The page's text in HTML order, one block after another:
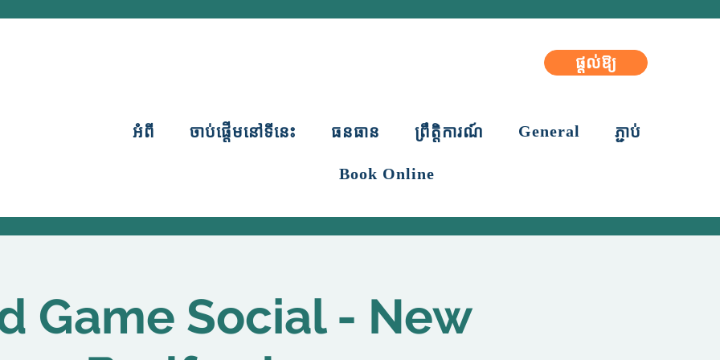
ផ្តល់ឱ្យ
អំពី ចាប់ផ្តើមនៅទីនេះ ធនធាន ព្រឹត្តិការណ៍ General ភ្ជាប់
Book Online
Game Social - New